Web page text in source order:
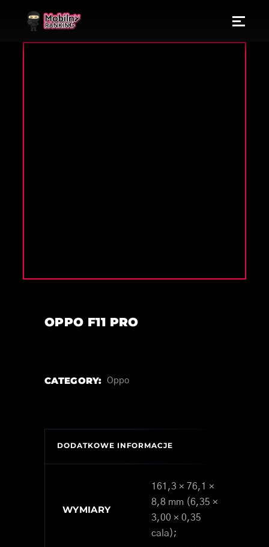
OPPO F11 PRO
CATEGORY: Oppo
DODATKOWE INFORMACJE
WYMIARY
161,3 × 76,1 ×
8,8 mm (6,35 ×
3,00 × 0,35
cala);